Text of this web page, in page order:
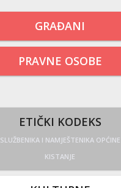
GRAĐANI
PRAVNE OSOBE
ETIČKI KODEKS
SLUŽBENIKA I NAMJEŠTENIKA OPĆINE
KISTANJE